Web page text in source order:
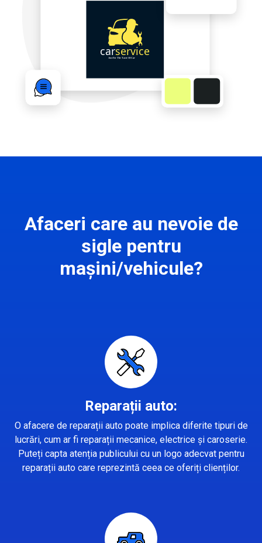
Afaceri care au nevoie de
sigle pentru
mașini/vehicule?
Reparații auto:
O afacere de reparații auto poate implica diferite tipuri de
lucrări, cum ar fi reparații mecanice, electrice și caroserie.
Puteți capta atenția publicului cu un logo adecvat pentru
reparații auto care reprezintă ceea ce oferiți clienților.